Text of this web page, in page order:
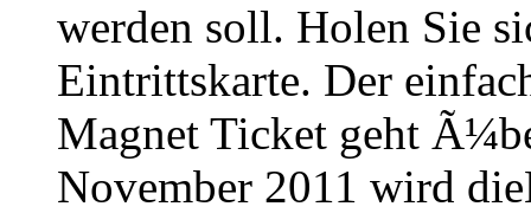
werden soll. Holen Sie
Eintrittskarte. Der
Magnet Ticket geht
November 2011 wird